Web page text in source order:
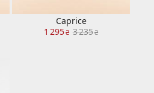
Caprice
1 295₴ 3 235₴